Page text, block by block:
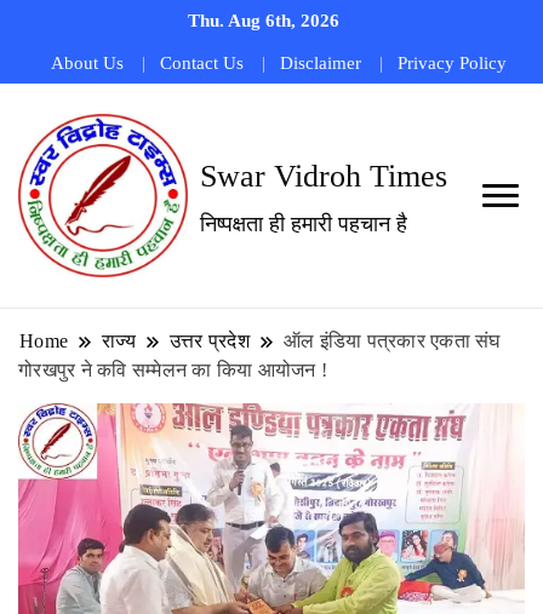
Thu. Aug 6th, 2026
About Us Contact Us Disclaimer Privacy Policy
Swar Vidroh Times
निष्पक्षता ही हमारी पहचान है
Home राज्य उत्तर प्रदेश
ऑल इंडिया पत्रकार एकता संघ
गोरखपुर ने कवि सम्मेलन का किया आयोजन !